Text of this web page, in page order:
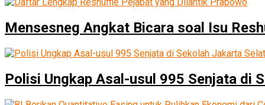
Mensesneg Angkat Bicara soal Isu
Polisi Ungkap Asal-usul 995 Senjata di